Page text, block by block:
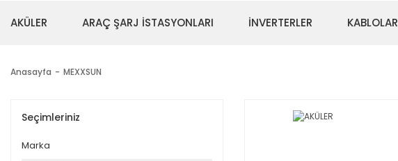
AKÜLER ARAÇ ŞARJ İSTASYONLARI İNVERTERLER KABLOLAR
Anasayfa MEXXSUN
Seçimleriniz
Marka